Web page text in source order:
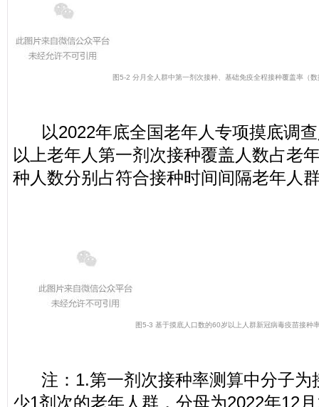
图5-2 分月全人群中第一剂次接种、基础免疫全程接种覆盖率 （
以2022年底全国老年人专项摸底调
以上老年人第一剂次接种覆盖人数占老
种人数分别占符合接种时间间隔老年人
图5-3 基于摸底人口数的60岁以上人群新冠病毒疫苗接种
注：1.第一剂次接种率测算中分子为
少1剂次的老年人群，分母为2022年12